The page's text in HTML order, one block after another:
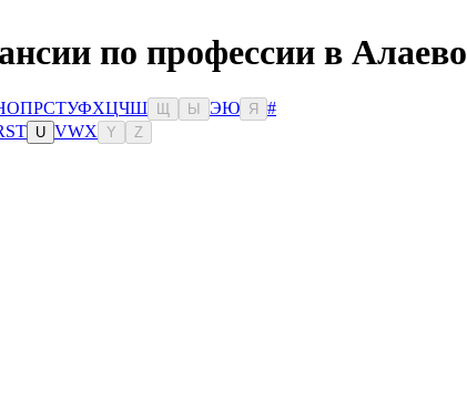
по профессии в Алаево
ОПРСТУФХЦЧШ Ы ЭЮ Я
#
ST U VWX Y Z